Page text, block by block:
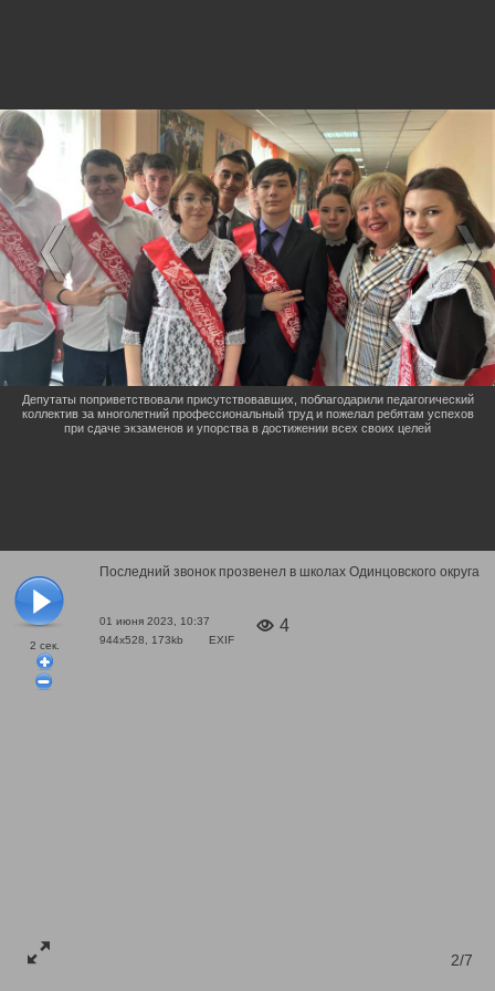
2 сек.
Последний звонок прозвенел в школах Одинцовского округа
01 июня 2023, 10:37
944x528, 173kb
EXIF
4
2/7
Депутаты поприветствовали присутствовавших, поблагодарили педагогический
коллектив за многолетний профессиональный труд и пожелал ребятам успехов
при сдаче экзаменов и упорства в достижении всех своих целей